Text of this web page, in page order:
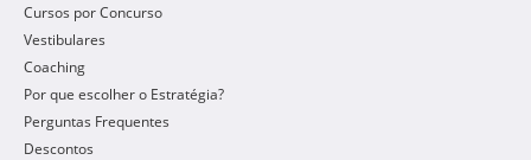
Cursos por Concurso
Vestibulares
Coaching
Por que escolher o Estratégia?
Perguntas Frequentes
Descontos